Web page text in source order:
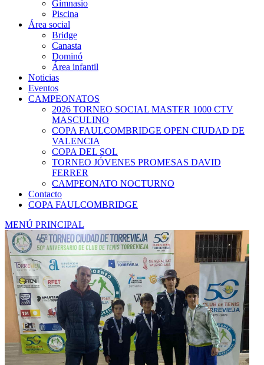
Gimnasio
Piscina
Área social
Bridge
Canasta
Dominó
Área infantil
Noticias
Eventos
CAMPEONATOS
2026 TORNEO SOCIAL MASTER 1000 CTV
MASCULINO
COPA FAULCOMBRIDGE OPEN CIUDAD DE
VALENCIA
COPA DEL SOL
TORNEO JÓVENES PROMESAS DAVID
FERRER
CAMPEONATO NOCTURNO
Contacto
COPA FAULCOMBRIDGE
MENÚ PRINCIPAL